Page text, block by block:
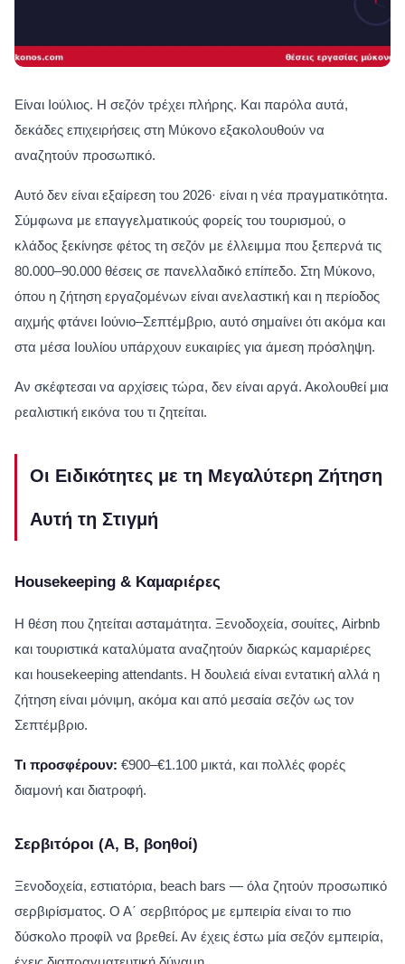
Είναι Ιούλιος. Η σεζόν τρέχει πλήρης. Και παρόλα αυτά,
δεκάδες επιχειρήσεις στη Μύκονο εξακολουθούν να
αναζητούν προσωπικό.
Αυτό δεν είναι εξαίρεση του 2026· είναι η νέα πραγματικότητα.
Σύμφωνα με επαγγελματικούς φορείς του τουρισμού, ο
κλάδος ξεκίνησε φέτος τη σεζόν με έλλειμμα που ξεπερνά τις
80.000–90.000 θέσεις σε πανελλαδικό επίπεδο. Στη Μύκονο,
όπου η ζήτηση εργαζομένων είναι ανελαστική και η περίοδος
αιχμής φτάνει Ιούνιο–Σεπτέμβριο, αυτό σημαίνει ότι ακόμα και
στα μέσα Ιουλίου υπάρχουν ευκαιρίες για άμεση πρόσληψη.
Αν σκέφτεσαι να αρχίσεις τώρα, δεν είναι αργά. Ακολουθεί μια
ρεαλιστική εικόνα του τι ζητείται.
Οι Ειδικότητες με τη Μεγαλύτερη Ζήτηση
Αυτή τη Στιγμή
Housekeeping & Καμαριέρες
Η θέση που ζητείται ασταμάτητα. Ξενοδοχεία, σουίτες, Airbnb
και τουριστικά καταλύματα αναζητούν διαρκώς καμαριέρες
και housekeeping attendants. Η δουλειά είναι εντατική αλλά η
ζήτηση είναι μόνιμη, ακόμα και από μεσαία σεζόν ως τον
Σεπτέμβριο.
Τι προσφέρουν: €900–€1.100 μικτά, και πολλές φορές
διαμονή και διατροφή.
Σερβιτόροι (Α, Β, βοηθοί)
Ξενοδοχεία, εστιατόρια, beach bars — όλα ζητούν προσωπικό
σερβιρίσματος. Ο Α΄ σερβιτόρος με εμπειρία είναι το πιο
δύσκολο προφίλ να βρεθεί. Αν έχεις έστω μία σεζόν εμπειρία,